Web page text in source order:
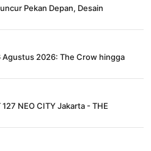
Pekan Depan, Desain
Agustus 2026: The Crow hingga
NEO CITY Jakarta - THE